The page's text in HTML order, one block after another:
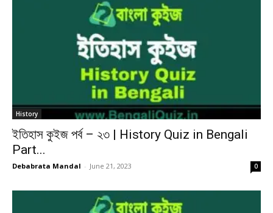
History
ইতিহাস কুইজ পর্ব – ২৩ | History Quiz in Bengali
Part...
Debabrata Mandal - June 21, 2023 0